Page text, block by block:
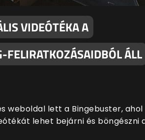
VIDEÓTÉKA A
FELIRATKOZÁSAIDBÓL ÁLL
weboldal lett a Bingebuster, ahol
lehet bejárni és böngészni